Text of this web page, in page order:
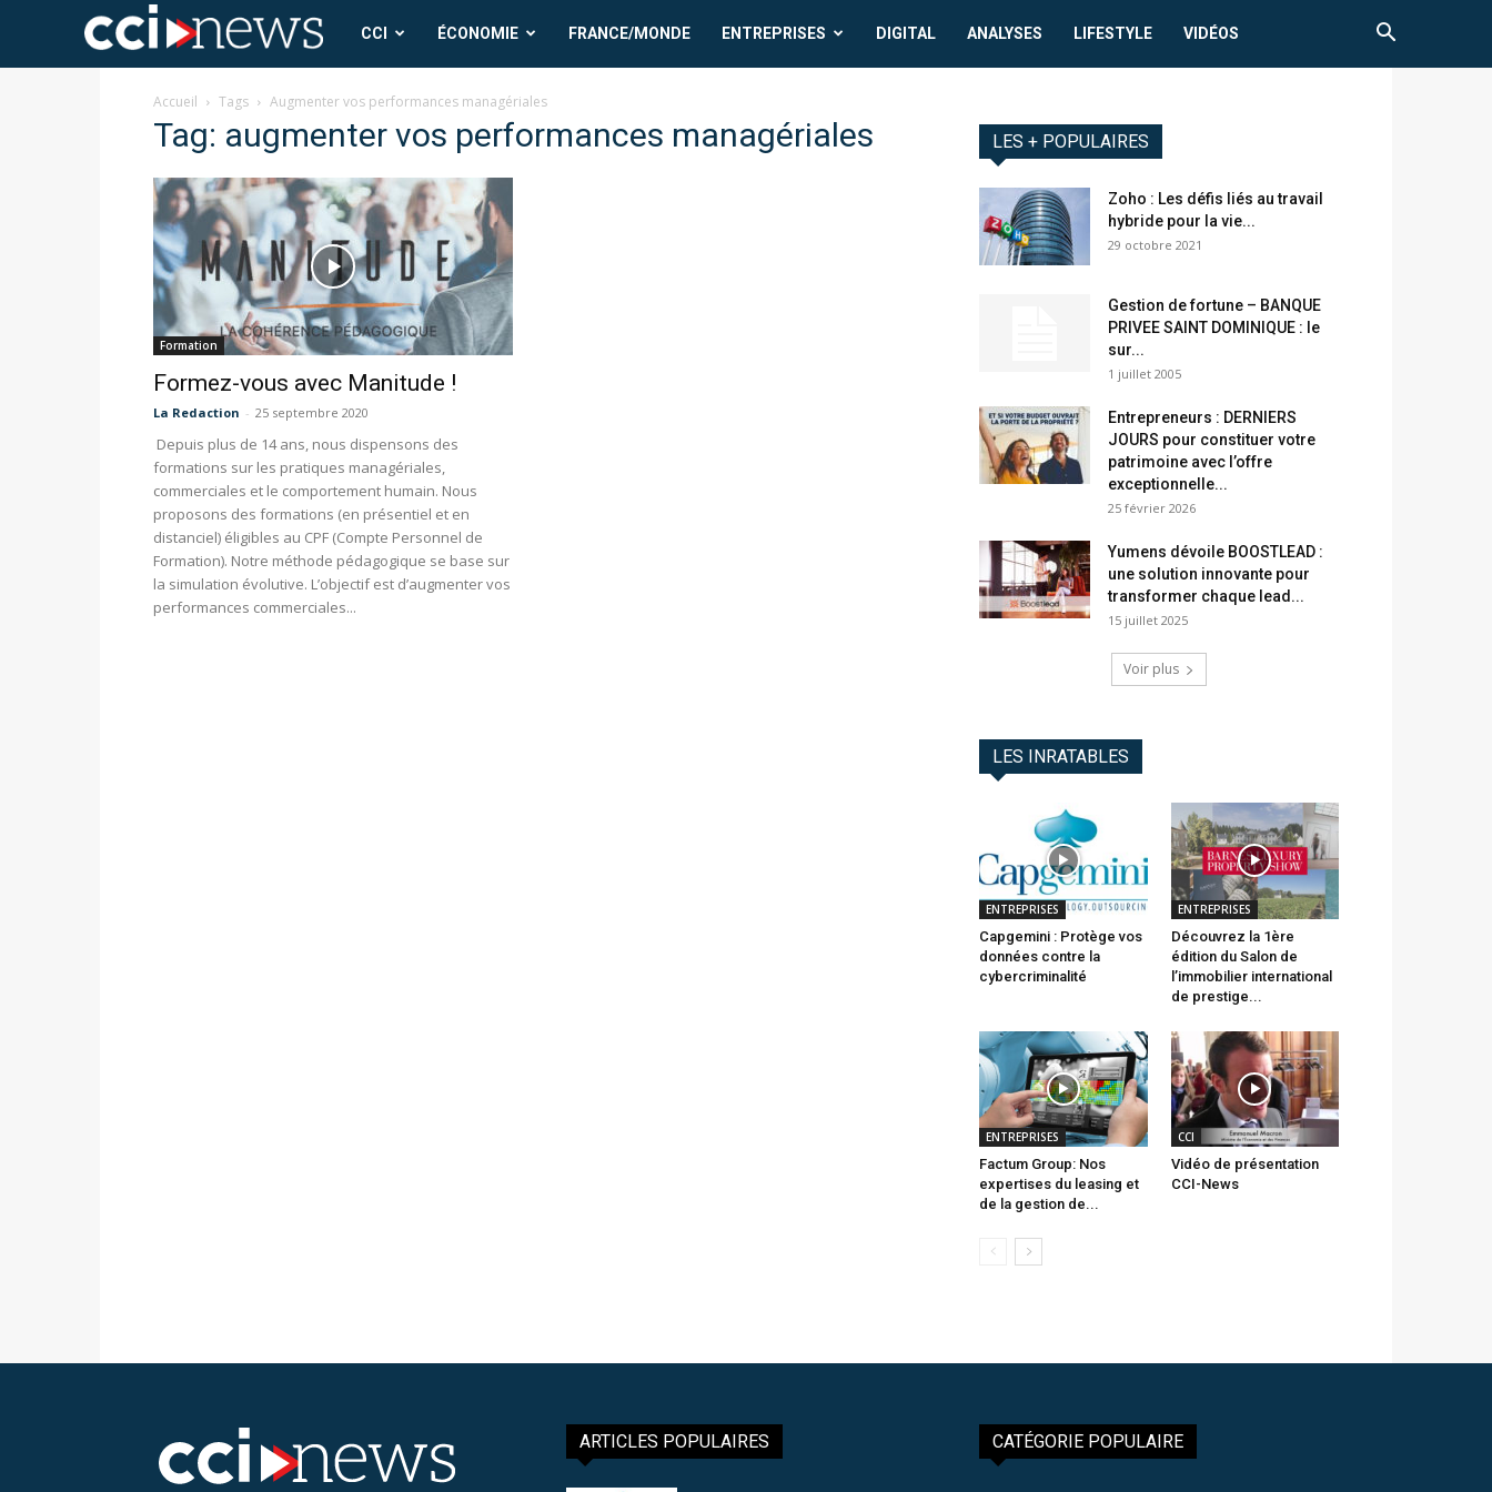
CCI
News
CCI ÉCONOMIE FRANCE/MONDE ENTREPRISES DIGITAL ANALYSES LIFESTYLE VIDÉOS
Accueil Tags Augmenter vos performances managériales
Tag: augmenter vos performances managériales
Formation
Formez-vous avec Manitude !
La Redaction - 25 septembre 2020
Depuis plus de 14 ans, nous dispensons des
formations sur les pratiques managériales,
commerciales et le comportement humain. Nous
proposons des formations (en présentiel et en
distanciel) éligibles au CPF (Compte Personnel de
Formation). Notre méthode pédagogique se base sur
la simulation évolutive. L’objectif est d’augmenter vos
performances commerciales...
LES + POPULAIRES
Zoho : Les défis liés au travail
hybride pour la vie...
29 octobre 2021
Gestion de fortune – BANQUE
PRIVEE SAINT DOMINIQUE : le
sur...
1 juillet 2005
Entrepreneurs : DERNIERS
JOURS pour constituer votre
patrimoine avec l’offre
exceptionnelle...
25 février 2026
Yumens dévoile BOOSTLEAD :
une solution innovante pour
transformer chaque lead...
15 juillet 2025
Voir plus
LES INRATABLES
ENTREPRISES
Capgemini : Protège vos
données contre la
cybercriminalité
ENTREPRISES
Découvrez la 1ère
édition du Salon de
l’immobilier international
de prestige...
ENTREPRISES
Factum Group: Nos
expertises du leasing et
de la gestion de...
CCI
Vidéo de présentation
CCI-News
ARTICLES POPULAIRES CATÉGORIE POPULAIRE